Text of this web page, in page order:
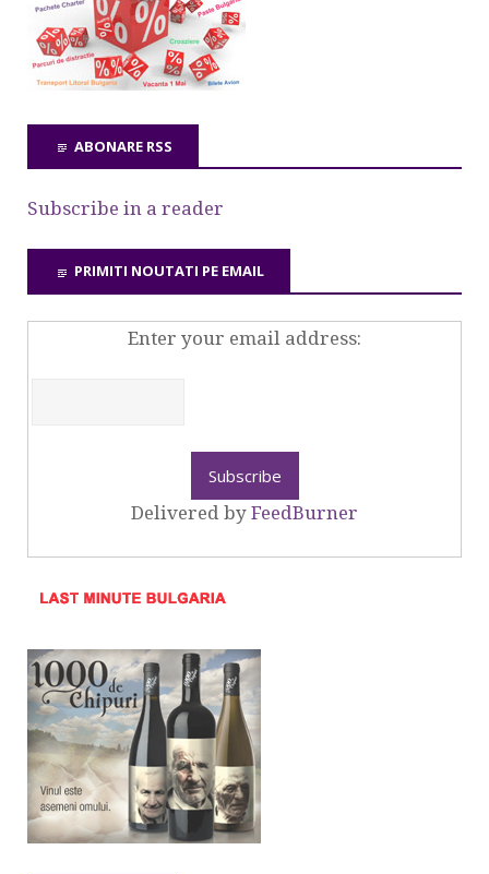
ABONARE RSS
Subscribe in a reader
PRIMITI NOUTATI PE EMAIL
Enter your email address:
Delivered by FeedBurner